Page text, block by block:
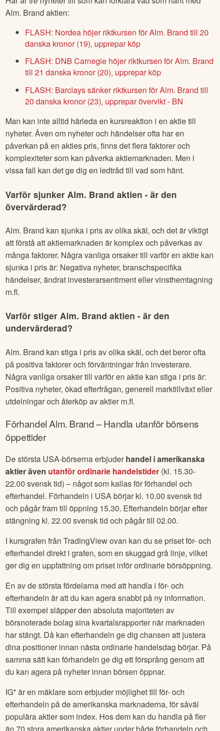
Alm. Brand aktien:
FLASH: Nordea höjer riktkursen för Alm. Brand till 20
danska kronor (19), upprepar köp
FLASH: DNB Carnegie höjer riktkursen för Alm. Brand
till 21 danska kronor (20), upprepar köp
FLASH: Barclays sänker riktkursen för Alm. Brand till
20 danska kronor (23), upprepar övervikt - BN
Man kan inte alltid härleda en kursreaktion i en aktie till
nyheter. Även om nyheter och händelser ofta har en
påverkan på en akties pris, finns det flera faktorer och
komplexiteter som kan påverka aktiemarknaden. Men i
vissa fall kan det ge dig en ledtråd till vad som hänt.
Varför sjunker Alm. Brand aktien - är den
övervärderad?
Alm. Brand kan sjunka i pris av olika skäl, och det är viktigt
att förstå att aktiemarknaden är komplex och påverkas av
många faktorer. Några vanliga orsaker till varför en aktie kan
sjunka i pris är: Negativa nyheter, branschspecifika
händelser, ändrat investerarsentiment eller vinsthemtagning
m.fl.
Varför stigerAlm. Brand aktien - är den
undervärderad?
Alm. Brand kan stiga i pris av olika skäl, och det beror ofta
på positiva faktorer och förväntningar från investerare.
Några vanliga orsaker till varför en aktie kan stiga i pris är:
Positiva nyheter, ökad efterfrågan, generell marktillväxt eller
utdelningar och återköp av aktier m.fl.
FörhandelAlm. Brand– Handla utanför börsens
öppettider
De största USA-börserna erbjuder handel i amerikanska
aktier även utanför ordinarie handelstider (kl. 15.30-
22.00 svensk tid) – något som kallas för förhandel och
efterhandel. Förhandeln i USA börjar kl. 10.00 svensk tid
och pågår fram till öppning 15.30. Efterhandeln börjar efter
stängning kl. 22.00 svensk tid och pågår till 02.00.
I kursgrafen från TradingView ovan kan du se priset för- och
efterhandel direkt i grafen, som en skuggad grå linje, vilket
ger dig en uppfattning om priset inför ordinarie börsöppning.
En av de största fördelarna med att handla i för- och
efterhandeln är att du kan agera snabbt på ny information.
Till exempel släpper den absoluta majoriteten av
börsnoterade bolag sina kvartalsrapporter när marknaden
har stängt. Då kan efterhandeln ge dig chansen att justera
dina positioner innan nästa ordinarie handelsdag börjar. På
samma sätt kan förhandeln ge dig ett försprång genom att
du kan agera på nyheter innan börsen öppnar.
IG* är en mäklare som erbjuder möjlighet till för- och
efterhandeln på de amerikanska marknaderna, för såväl
populära aktier som index. Hos dem kan du handla på fler